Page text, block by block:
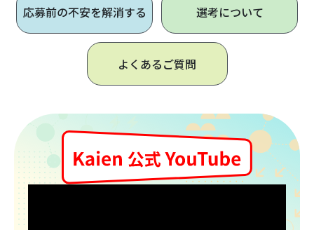
応募前の不安を解消する 選考について
よくあるご質問